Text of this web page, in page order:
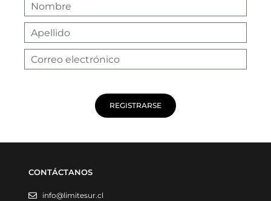
REGISTRARSE
CONTÁCTANOS